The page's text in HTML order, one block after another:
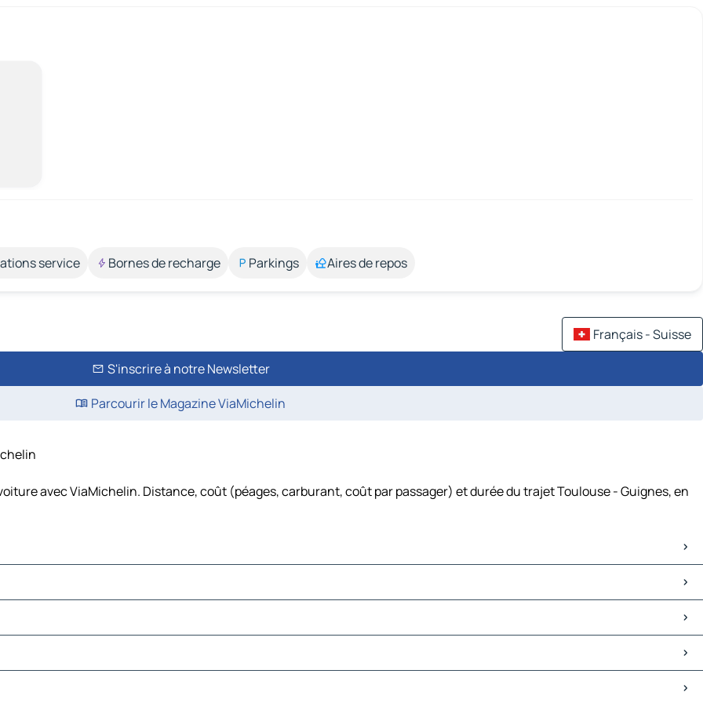
service Bornes de recharge Parkings Aires de repos
Français - Suisse
S'inscrire à notre Newsletter
Parcourir le Magazine ViaMichelin
avec ViaMichelin. Distance, coût (péages, carburant, coût par passager) et durée du trajet Toulouse - Guignes, en